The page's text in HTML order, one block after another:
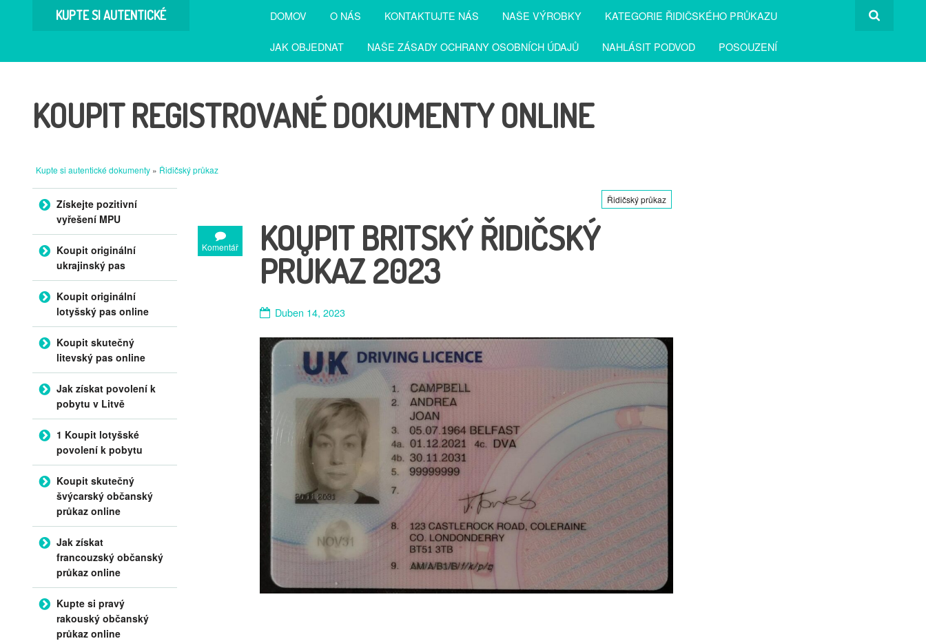
KUPTE SI AUTENTICKÉ DOMOV O NÁS KONTAKTUJTE NÁS NAŠE VÝROBKY KATEGORIE ŘIDIČSKÉHO PRŮKAZU
JAK OBJEDNAT NAŠE ZÁSADY OCHRANY OSOBNÍCH ÚDAJŮ NAHLÁSIT PODVOD POSOUZENÍ
KOUPIT REGISTROVANÉ DOKUMENTY ONLINE
Kupte si autentické dokumenty » Řidičský průkaz
Komentář
Řidičský průkaz
KOUPIT BRITSKÝ ŘIDIČSKÝ
PRŮKAZ 2023
Duben 14, 2023
Přejít na obsah
Získejte pozitivní
vyřešení MPU
Koupit originální
ukrajinský pas
Koupit originální
lotyšský pas online
Koupit skutečný
litevský pas online
Jak získat povolení k
pobytu v Litvě
1 Koupit lotyšské
povolení k pobytu
Koupit skutečný
švýcarský občanský
průkaz online
Jak získat
francouzský občanský
průkaz online
Kupte si pravý
rakouský občanský
průkaz online